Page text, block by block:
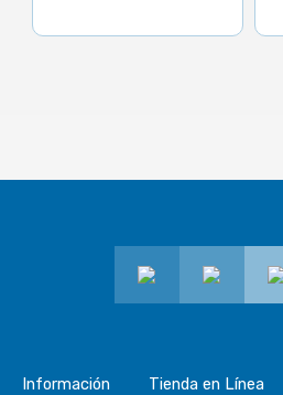
Información Tienda en Línea